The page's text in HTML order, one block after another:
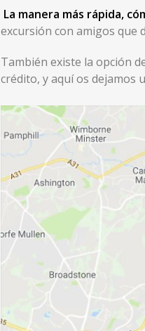
La manera más rápida,
excursión con amigos que
También existe la opción
crédito, y aquí os dejamos